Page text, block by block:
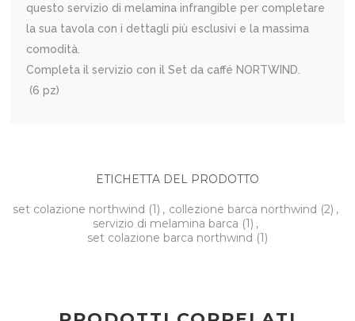
questo servizio di melamina infrangible per completare
la sua tavola con i dettagli più esclusivi e la massima
comodità.
Completa il servizio con il Set da caffé NORTWIND.
(6 pz)
ETICHETTA DEL PRODOTTO
set colazione northwind (1) , collezione barca northwind (2) ,
servizio di melamina barca (1) ,
set colazione barca northwind (1)